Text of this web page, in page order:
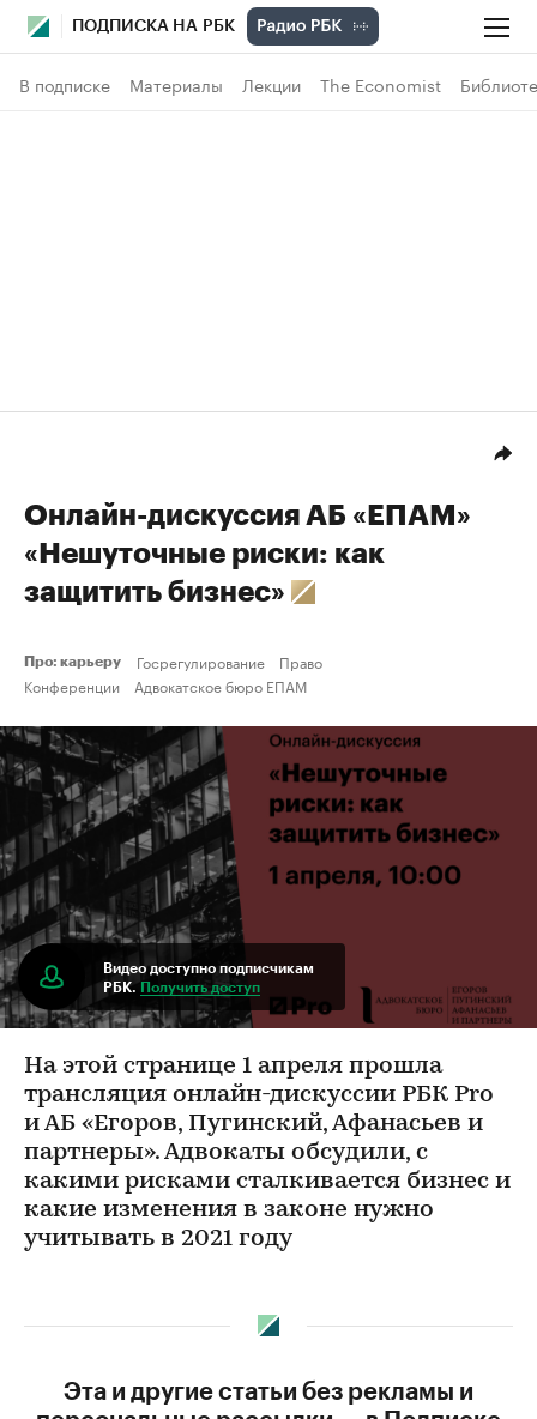
ПОДПИСКА НА РБК
В подписке Материалы Лекции The Economist
Онлайн-дискуссия АБ «ЕПАМ»
«Нешуточные риски: как
защитить бизнес»
Про: карьеру Госрегулирование
Право
Конференции
Адвокатское бюро ЕПАМ
Видео доступно подписчикам
РБК. Получить доступ
На этой странице 1 апреля прошла
трансляция онлайн-дискуссии РБК Pro
и АБ «Егоров, Пугинский, Афанасьев и
партнеры». Адвокаты обсудили, с
какими рисками сталкивается бизнес и
какие изменения в законе нужно
учитывать в 2021 году
Эта и другие статьи без рекламы и